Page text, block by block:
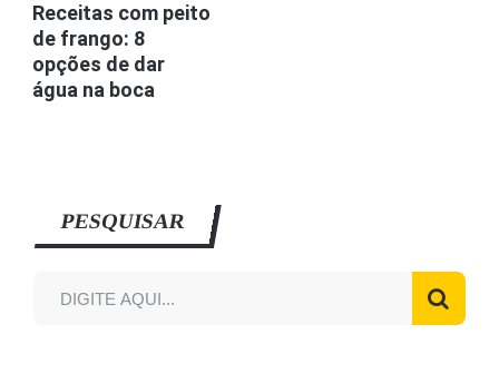
Receitas com peito
de frango: 8
opções de dar
água na boca
PESQUISAR